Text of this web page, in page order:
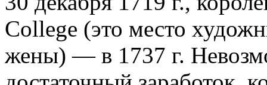
College (это место
жены) — в 1737 г.